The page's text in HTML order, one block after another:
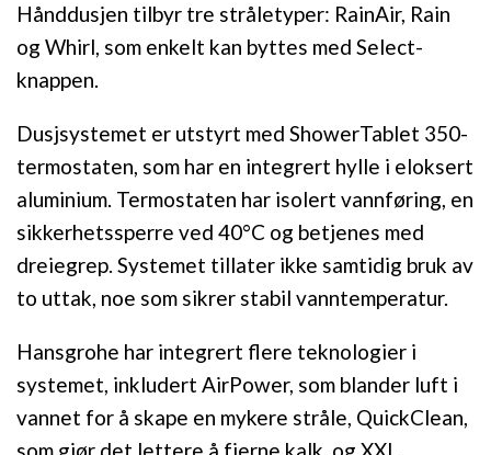
Hånddusjen tilbyr tre stråletyper: RainAir, Rain
og Whirl, som enkelt kan byttes med Select-
knappen.
Dusjsystemet er utstyrt med ShowerTablet 350-
termostaten, som har en integrert hylle i eloksert
aluminium. Termostaten har isolert vannføring, en
sikkerhetssperre ved 40°C og betjenes med
dreiegrep. Systemet tillater ikke samtidig bruk av
to uttak, noe som sikrer stabil vanntemperatur.
Hansgrohe har integrert flere teknologier i
systemet, inkludert AirPower, som blander luft i
vannet for å skape en mykere stråle, QuickClean,